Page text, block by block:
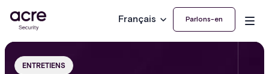
Français Parlons-en
ENTRETIENS